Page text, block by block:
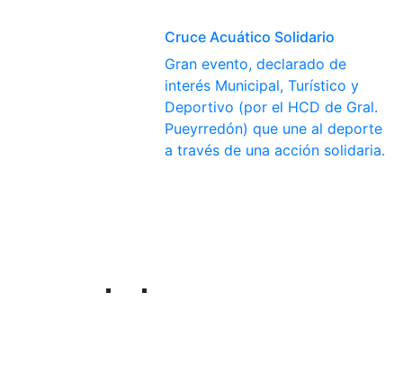
Cruce Acuático Solidario
Gran evento, declarado de
interés Municipal, Turístico y
Deportivo (por el HCD de Gral.
Pueyrredón) que une al deporte
a través de una acción solidaria.